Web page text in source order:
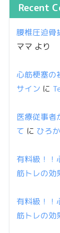
Recent
腰椎圧迫骨
ママ より
心筋梗塞の
サイン に
医療従事者
て に ひろ
有料級！！
筋トレの効
有料級！！
筋トレの効